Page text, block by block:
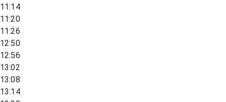
11:14
11:20
11:26
12:50
12:56
13:02
13:08
13:14